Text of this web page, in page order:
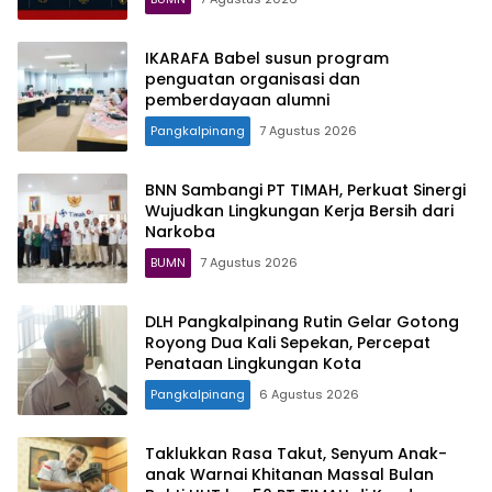
IKARAFA Babel susun program
penguatan organisasi dan
pemberdayaan alumni
Pangkalpinang 7 Agustus 2026
BNN Sambangi PT TIMAH, Perkuat Sinergi
Wujudkan Lingkungan Kerja Bersih dari
Narkoba
BUMN 7 Agustus 2026
DLH Pangkalpinang Rutin Gelar Gotong
Royong Dua Kali Sepekan, Percepat
Penataan Lingkungan Kota
Pangkalpinang 6 Agustus 2026
Taklukkan Rasa Takut, Senyum Anak-
anak Warnai Khitanan Massal Bulan